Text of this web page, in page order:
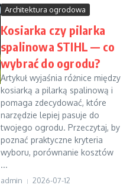
Architektura ogrodowa
Kosiarka czy pilarka
spalinowa STIHL — co
wybrać do ogrodu?
Artykuł wyjaśnia różnice między
kosiarką a pilarką spalinową i
pomaga zdecydować, które
narzędzie lepiej pasuje do
twojego ogrodu. Przeczytaj, by
poznać praktyczne kryteria
wyboru, porównanie kosztów
...
admin 2026-07-12